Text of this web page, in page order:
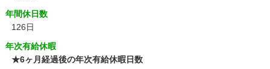
年間休日数
126日
年次有給休暇
★6ヶ月経過後の年次有給休暇日数